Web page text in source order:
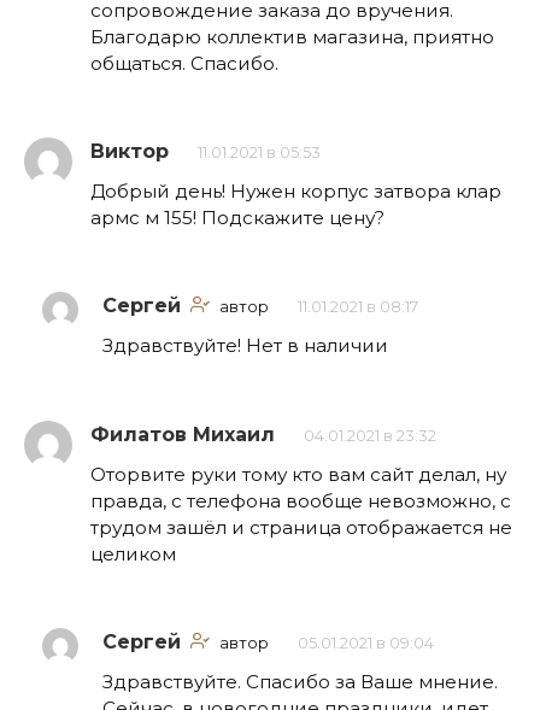
сопровождение заказа до вручения.
Благодарю коллектив магазина, приятно
общаться. Спасибо.
Виктор 11.01.2021 в 05:53
Добрый день! Нужен корпус затвора клар
армс м 155! Подскажите цену?
Сергей автор 11.01.2021 в 08:17
Здравствуйте! Нет в наличии
Филатов Михаил 04.01.2021 в 23:32
Оторвите руки тому кто вам сайт делал, ну
правда, с телефона вообще невозможно, с
трудом зашёл и страница отображается не
целиком
Сергей автор 05.01.2021 в 09:04
Здравствуйте. Спасибо за Ваше мнение.